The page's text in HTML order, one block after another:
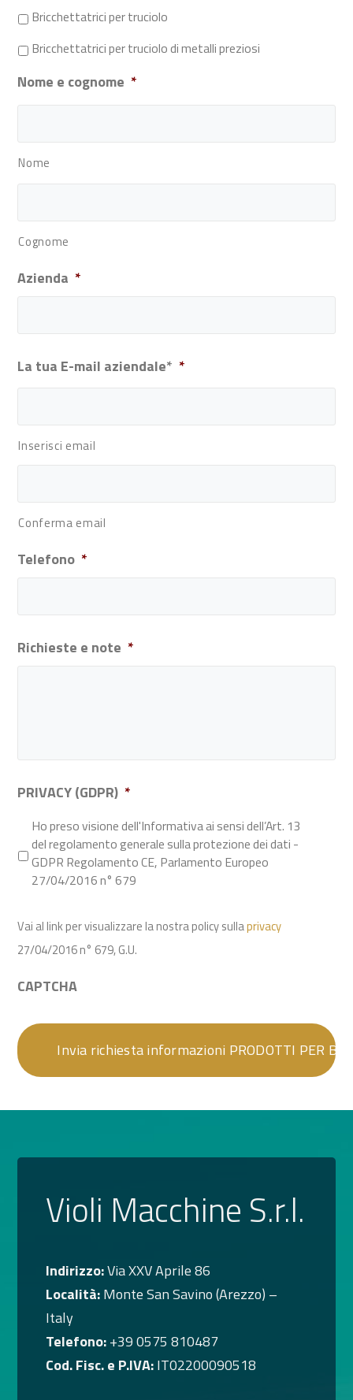
Bricchettatrici per truciolo
Bricchettatrici per truciolo di metalli preziosi
Nome e cognome *
Nome
Cognome
Azienda *
La tua E-mail aziendale* *
Inserisci email
Conferma email
Telefono *
Richieste e note *
PRIVACY (GDPR) *
Ho preso visione dell'Informativa ai sensi dell’Art. 13
del regolamento generale sulla protezione dei dati -
GDPR Regolamento CE, Parlamento Europeo
27/04/2016 n° 679
Vai al link per visualizzare la nostra policy sullaprivacy
27/04/2016 n° 679, G.U.
CAPTCHA
Violi Macchine S.r.l.
Indirizzo:Via XXV Aprile 86
Località:Monte San Savino (Arezzo) –
Italy
Telefono:+39 0575 810487
Cod. Fisc. e P.IVA:IT02200090518